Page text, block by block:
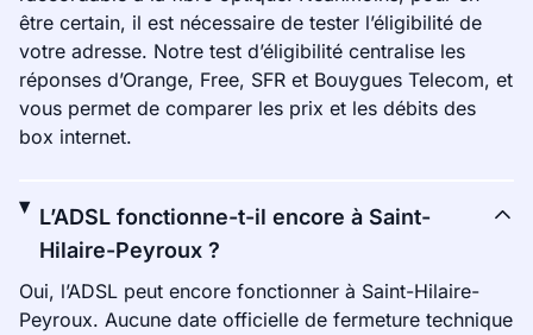
être certain, il est nécessaire de tester l’éligibilité de
votre adresse. Notre test d’éligibilité centralise les
réponses d’Orange, Free, SFR et Bouygues Telecom, et
vous permet de comparer les prix et les débits des
box internet.
L’ADSL fonctionne-t-il encore à Saint-
Hilaire-Peyroux ?
Oui, l’ADSL peut encore fonctionner à Saint-Hilaire-
Peyroux. Aucune date officielle de fermeture technique